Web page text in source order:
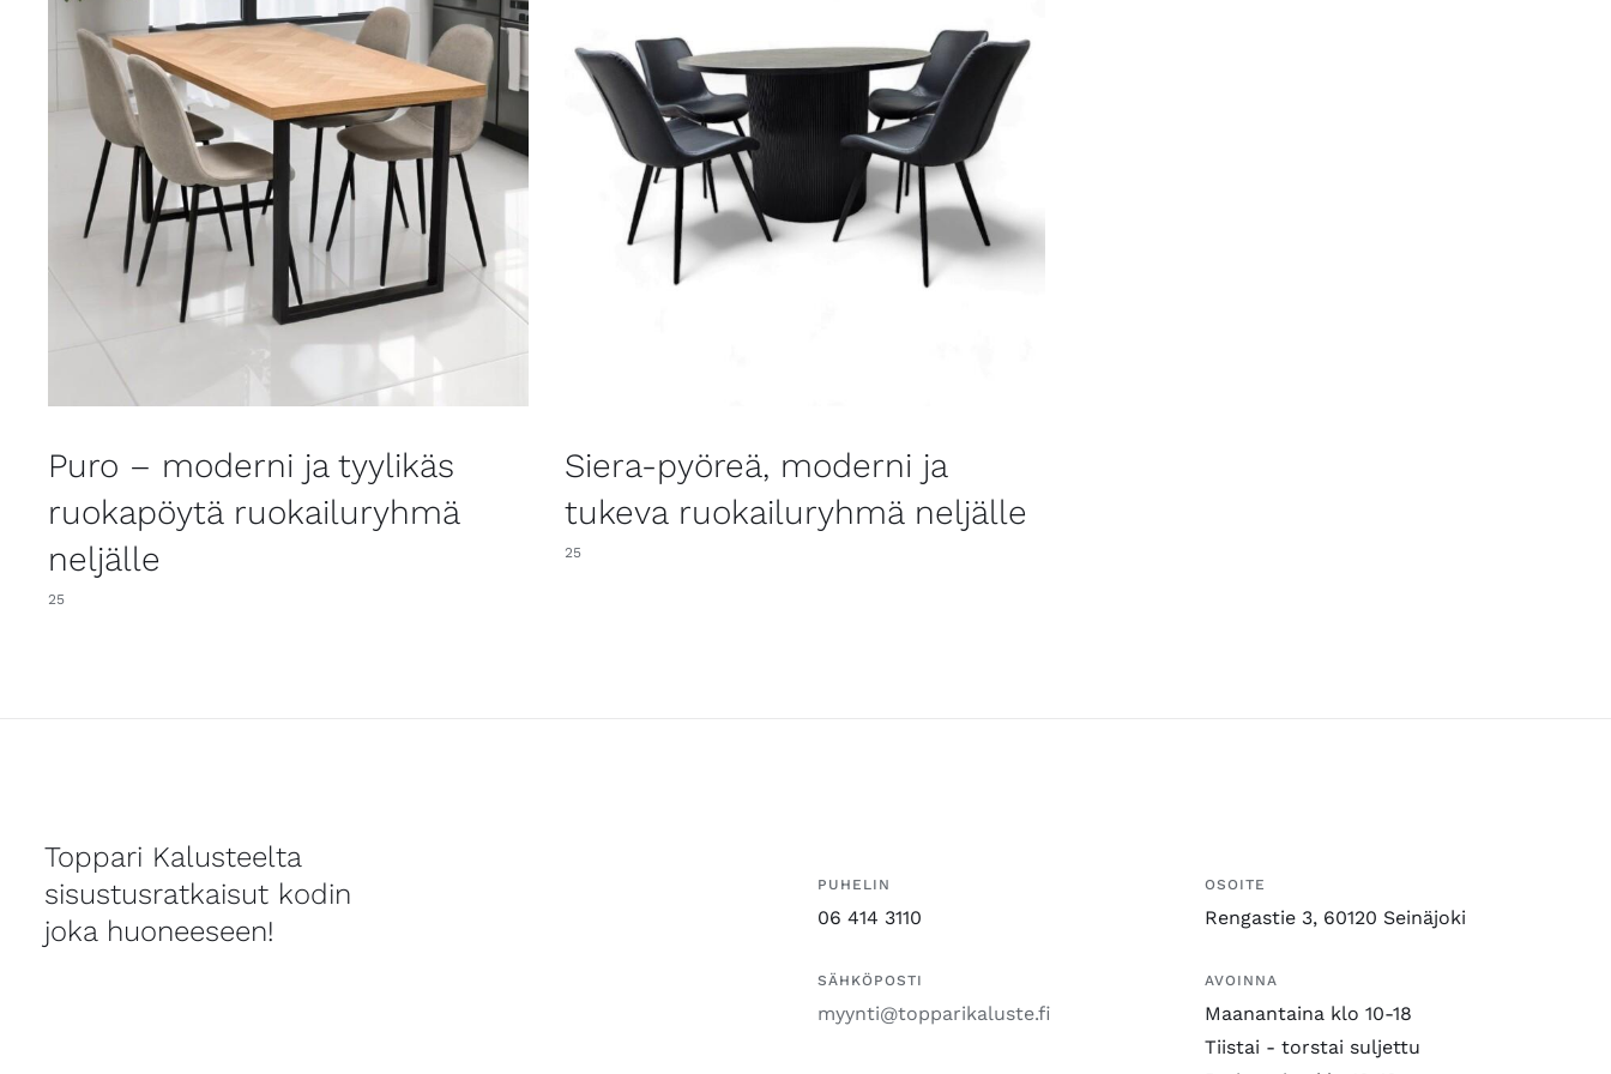
Puro – moderni ja tyylikäs
ruokapöytä ruokailuryhmä
neljälle
25
Siera-pyöreä, moderni ja
tukeva ruokailuryhmä neljälle
25
Toppari Kalusteelta
sisustusratkaisut kodin
joka huoneeseen!
PUHELIN
06 414 3110
SÄHKÖPOSTI
myynti@topparikaluste.fi
OSOITE
Rengastie 3, 60120 Seinäjoki
AVOINNA
Maanantaina klo 10-18
Tiistai - torstai suljettu